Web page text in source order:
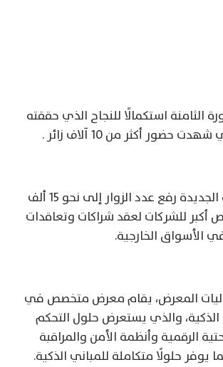
الثامنة استكمالًا للنجاح الذي حققته
وتستهدف الدورة الجديدة رفع عدد الزوار إلى نحو 15 ألف
أكبر للشركات لعقد شراكات وتعاقدات
الأسواق الخارجية.
المعرض، يقام معرض متخصص في
الذكية، والذي يستعرض حلول التحكم
الرقمية وأنظمة الأمن والمراقبة
يوفر حلولًا متكاملة للمباني الذكية.